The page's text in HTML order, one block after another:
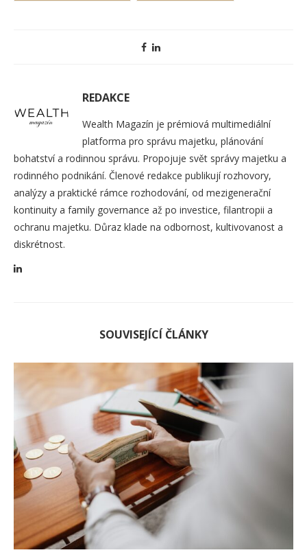
REDAKCE
Wealth Magazín je prémiová multimediální
platforma pro správu majetku, plánování
bohatství a rodinnou správu. Propojuje svět správy majetku a
rodinného podnikání. Členové redakce publikují rozhovory,
analýzy a praktické rámce rozhodování, od mezigenerační
kontinuity a family governance až po investice, filantropii a
ochranu majetku. Důraz klade na odbornost, kultivovanost a
diskrétnost.
SOUVISEJÍCÍ ČLÁNKY